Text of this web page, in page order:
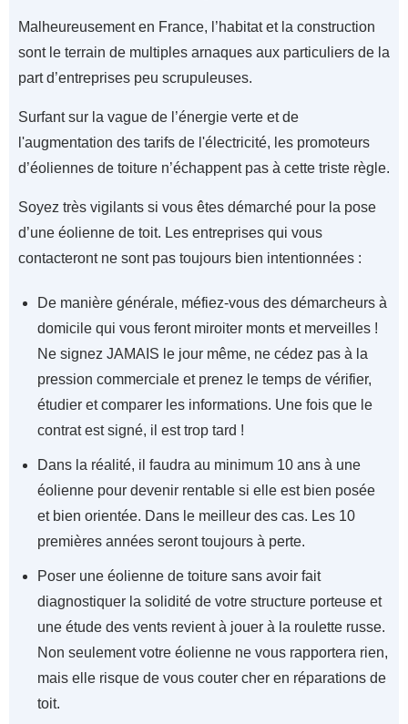
Malheureusement en France, l’habitat et la construction
sont le terrain de multiples arnaques aux particuliers de la
part d’entreprises peu scrupuleuses.
Surfant sur la vague de l’énergie verte et de
l'augmentation des tarifs de l'électricité, les promoteurs
d’éoliennes de toiture n’échappent pas à cette triste règle.
Soyez très vigilants si vous êtes démarché pour la pose
d’une éolienne de toit. Les entreprises qui vous
contacteront ne sont pas toujours bien intentionnées :
De manière générale, méfiez-vous des démarcheurs à
domicile qui vous feront miroiter monts et merveilles !
Ne signez JAMAIS le jour même, ne cédez pas à la
pression commerciale et prenez le temps de vérifier,
étudier et comparer les informations. Une fois que le
contrat est signé, il est trop tard !
Dans la réalité, il faudra au minimum 10 ans à une
éolienne pour devenir rentable si elle est bien posée
et bien orientée. Dans le meilleur des cas. Les 10
premières années seront toujours à perte.
Poser une éolienne de toiture sans avoir fait
diagnostiquer la solidité de votre structure porteuse et
une étude des vents revient à jouer à la roulette russe.
Non seulement votre éolienne ne vous rapportera rien,
mais elle risque de vous couter cher en réparations de
toit.